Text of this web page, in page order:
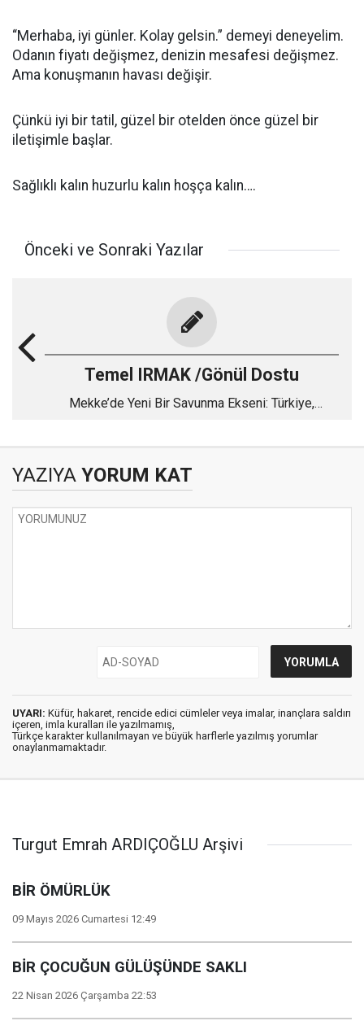
“Merhaba, iyi günler. Kolay gelsin.” demeyi deneyelim.
Odanın fiyatı değişmez, denizin mesafesi değişmez.
Ama konuşmanın havası değişir.
Çünkü iyi bir tatil, güzel bir otelden önce güzel bir
iletişimle başlar.
Sağlıklı kalın huzurlu kalın hoşça kalın….
Önceki ve Sonraki Yazılar
Temel IRMAK /Gönül Dostu
Mekke’de Yeni Bir Savunma Ekseni: Türkiye,
YAZIYA YORUM KAT
UYARI: Küfür, hakaret, rencide edici cümleler veya imalar, inançlara saldırı
içeren, imla kuralları ile yazılmamış,
Türkçe karakter kullanılmayan ve büyük harflerle yazılmış yorumlar
onaylanmamaktadır.
Turgut Emrah ARDIÇOĞLU Arşivi
BİR ÖMÜRLÜK
09 Mayıs 2026 Cumartesi 12:49
BİR ÇOCUĞUN GÜLÜŞÜNDE SAKLI
22 Nisan 2026 Çarşamba 22:53